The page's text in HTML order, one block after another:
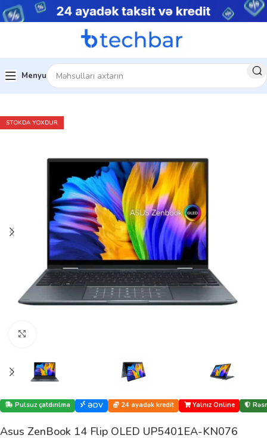
Menyu
Ev Noutbuklar Premium noutbuklar
STOKDA YOXDUR
Pulsuz çatdırılma ƏDV 24 ayadək kredit Yalnız Online
Asus ZenBook 14 Flip OLED UP5401EA-KN076